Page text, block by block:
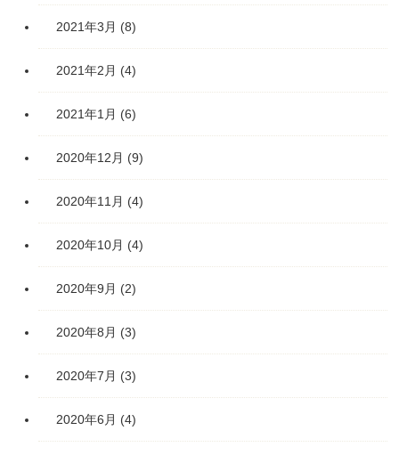
2021年3月 (8)
2021年2月 (4)
2021年1月 (6)
2020年12月 (9)
2020年11月 (4)
2020年10月 (4)
2020年9月 (2)
2020年8月 (3)
2020年7月 (3)
2020年6月 (4)